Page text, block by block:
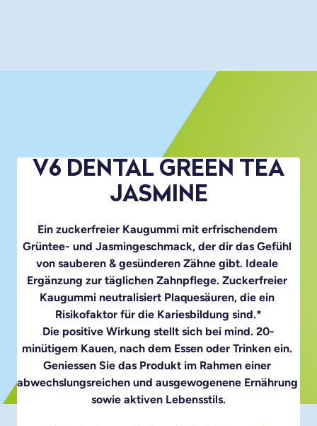
V6 DENTAL GREEN TEA
JASMINE
Ein zuckerfreier Kaugummi mit erfrischendem
Grüntee- und Jasmingeschmack, der dir das Gefühl
von sauberen & gesünderen Zähne gibt. Ideale
Ergänzung zur täglichen Zahnpflege. Zuckerfreier
Kaugummi neutralisiert Plaquesäuren, die ein
Risikofaktor für die Kariesbildung sind.*
Die positive Wirkung stellt sich bei mind. 20-
minütigem Kauen, nach dem Essen oder Trinken ein.
Geniessen Sie das Produkt im Rahmen einer
abwechslungsreichen und ausgewogenene Ernährung
sowie aktiven Lebensstils.